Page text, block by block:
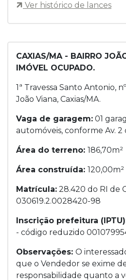
CAXIAS/MA - BAIRRO
IMÓVEL OCUPADO.
1ª Travessa Santo Antonio,
João Viana, Caxias/MA.
Vaga de garagem: 01
automóveis, conforme Av.
Área do terreno: 186,70m²
Área construída: 120,00m²
Matrícula: 28.420 do RI de
030619.2.0028420-98
Inscrição prefeitura
- código reduzido
Observações: O
que o Vendedor se exime
responsabilidade quanto a
Ver histórico de lances